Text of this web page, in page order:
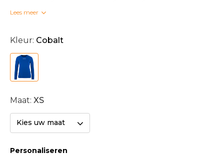
Bedrukte clubkleding kan niet omgeruild worden.
Lees meer
Kleur: Cobalt
Maat: XS
Kies uw maat
Personaliseren